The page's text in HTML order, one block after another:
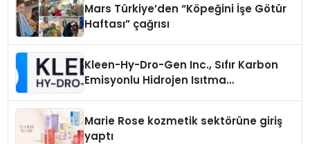
Mars Türkiye’den “Köpeğini İşe Götür
Haftası” çağrısı
Kleen-Hy-Dro-Gen Inc., Sıfır Karbon
Emisyonlu Hidrojen Isıtma
Marie Rose kozmetik sektörüne giriş
yaptı